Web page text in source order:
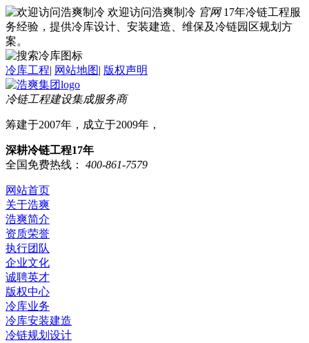
欢迎访问浩爽制冷 官网 17年冷链工程服
务经验，提供冷库设计、安装建造、维保及冷链园区规划方
案。
冷库工程| 网站地图| 版权声明
冷链工程建设集成服务商
筹建于2007年，成立于2009年，
深耕冷链工程17年
全国免费热线：
400-861-7579
网站首页
关于浩爽
浩爽简介
资质荣誉
执行团队
企业文化
诚聘英才
版权中心
冷库业务
冷库安装建造
冷链规划设计